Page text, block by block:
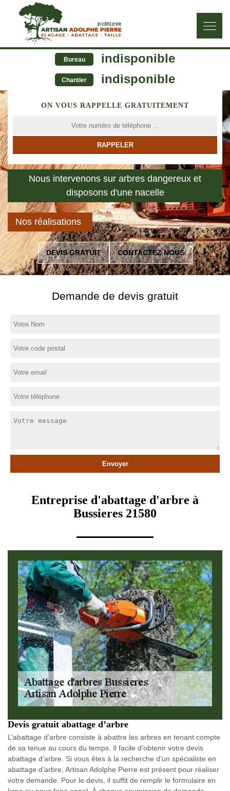
Bureau indisponible
Chantier indisponible
ON VOUS RAPPELLE GRATUITEMENT
Nous intervenons sur arbres dangereux et
disposons d'une nacelle
Nos réalisations
DEVIS GRATUIT CONTACTEZ NOUS
Demande de devis gratuit
Entreprise d'abattage d'arbre à
Bussieres 21580
Devis gratuit abattage d’arbre
L’abattage d’arbre consiste à abattre les arbres en tenant compte
de sa tenue au cours du temps. Il facile d’obtenir votre devis
abattage d’arbre. Si vous êtes à la recherche d’un spécialiste en
abattage d’arbre, Artisan Adolphe Pierre est présent pour réaliser
votre demande. Pour le devis, il suffit de remplir le formulaire en